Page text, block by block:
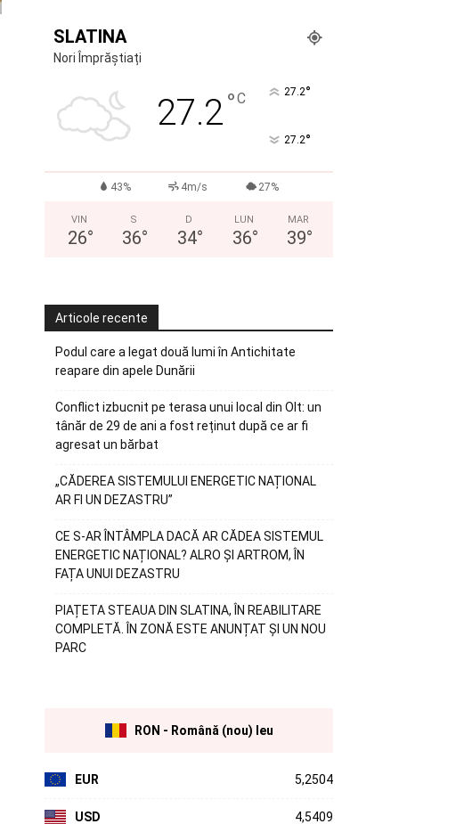
SLATINA
Nori Împrăștiați
27.2°C 27.2°
27.2°
43% 4m/s 27%
VIN
26°
S
36°
D
34°
LUN
36°
MAR
39°
Articole recente
Podul care a legat două lumi în Antichitate
reapare din apele Dunării
Conflict izbucnit pe terasa unui local din Olt: un
tânăr de 29 de ani a fost reținut după ce ar fi
agresat un bărbat
„CĂDEREA SISTEMULUI ENERGETIC NAȚIONAL
AR FI UN DEZASTRU”
CE S-AR ÎNTÂMPLA DACĂ AR CĂDEA SISTEMUL
ENERGETIC NAȚIONAL? ALRO ȘI ARTROM, ÎN
FAȚA UNUI DEZASTRU
PIAȚETA STEAUA DIN SLATINA, ÎN REABILITARE
COMPLETĂ. ÎN ZONĂ ESTE ANUNȚAT ȘI UN NOU
PARC
RON - Română (nou) leu
EUR 5,2504
USD 4,5409